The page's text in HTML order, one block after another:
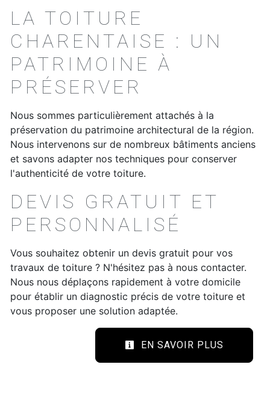
LA TOITURE
CHARENTAISE : UN
PATRIMOINE À
PRÉSERVER
Nous sommes particulièrement attachés à la
préservation du patrimoine architectural de la région.
Nous intervenons sur de nombreux bâtiments anciens
et savons adapter nos techniques pour conserver
l'authenticité de votre toiture.
DEVIS GRATUIT ET
PERSONNALISÉ
Vous souhaitez obtenir un devis gratuit pour vos
travaux de toiture ? N'hésitez pas à nous contacter.
Nous nous déplaçons rapidement à votre domicile
pour établir un diagnostic précis de votre toiture et
vous proposer une solution adaptée.
EN SAVOIR PLUS